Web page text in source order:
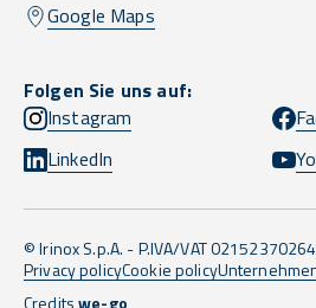
Google Maps
Folgen Sie uns auf:
Instagram
LinkedIn
© Irinox S.p.A. - P.IVA/VAT 02152370264
Privacy policyCookie policy
Creditswe-go